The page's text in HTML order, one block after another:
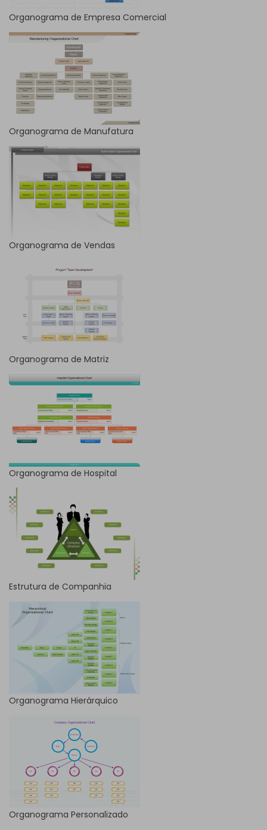
Organograma de Empresa Comercial
Organograma de Manufatura
Organograma de Vendas
Organograma de Matriz
Organograma de Hospital
Estrutura de Companhia
Organograma Hierárquico
Organograma Personalizado